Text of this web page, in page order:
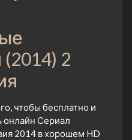
2
чтобы бесплатно и
онлайн Сериал
2014 в хорошем HD